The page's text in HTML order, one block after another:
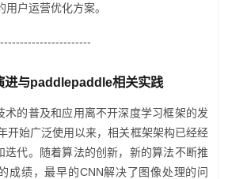
用户运营优化方案。
进与paddlepaddle相关实践
术的普及和应用离不开深度学习框架的发
开始广泛使用以来，相关框架架构已经经
迭代。随着算法的创新，新的算法不断推
成绩，最早的CNN解决了图像处理的问